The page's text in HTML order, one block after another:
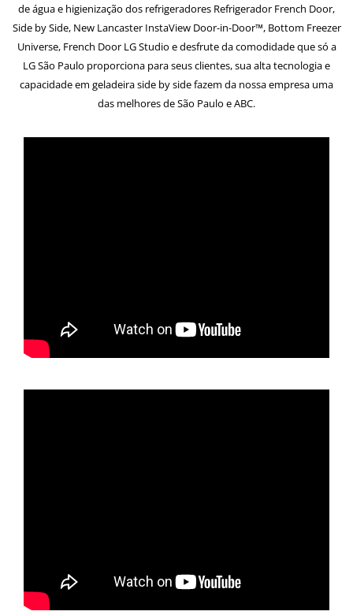
de água e higienização dos refrigeradores Refrigerador French Door,
Side by Side, New Lancaster InstaView Door-in-Door™, Bottom Freezer
Universe, French Door LG Studio e desfrute da comodidade que só a
LG São Paulo proporciona para seus clientes, sua alta tecnologia e
capacidade em geladeira side by side fazem da nossa empresa uma
das melhores de São Paulo e ABC.